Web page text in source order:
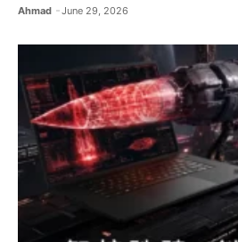
Ahmad June 29, 2026